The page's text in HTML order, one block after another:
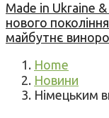
Made in Ukraine
нового
майбутнє
Home
Новини
Німецьким